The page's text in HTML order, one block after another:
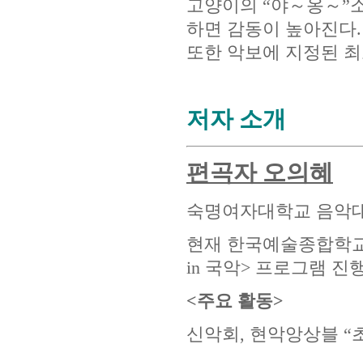
고양이의 “야～옹～”
하면 감동이 높아진다.
또한 악보에 지정된
저자 소개
편곡자 오의혜
숙명여자대학교 음악
현재 한국예술종합학
in 국악> 프로그램 진
<주요 활동>
신악회, 현악앙상블 “